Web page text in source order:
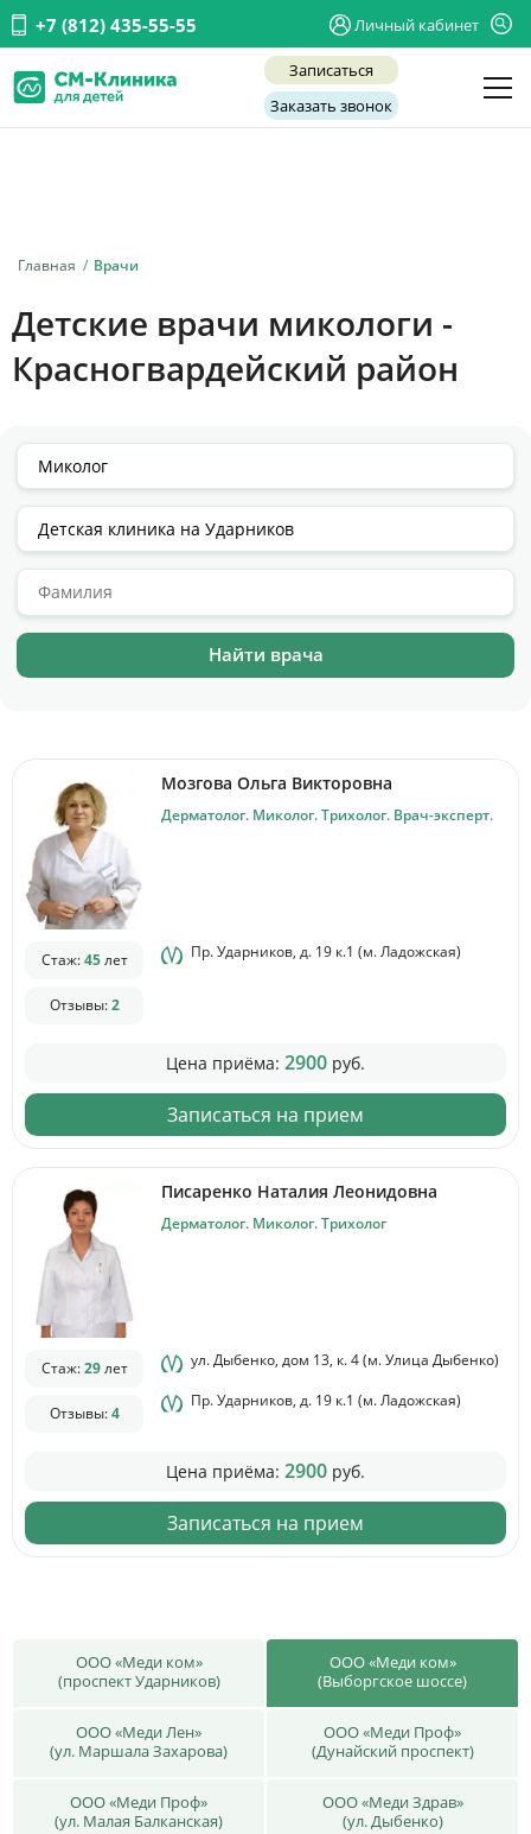
+7 (812) 435-55-55 Личный кабинет
Записаться
Заказать звонок
Главная Врачи
Детские врачи микологи -
Красногвардейский район
Мозгова Ольга Викторовна
Дерматолог. Миколог. Трихолог. Врач-эксперт.
Стаж:45лет
Отзывы:2
Пр. Ударников, д. 19 к.1 (м. Ладожская)
Цена приёма: 2900руб.
Записаться на прием
Писаренко Наталия Леонидовна
Дерматолог. Миколог. Трихолог
Стаж:29лет
Отзывы:4
ул. Дыбенко, дом 13, к. 4 (м. Улица Дыбенко)
Пр. Ударников, д. 19 к.1 (м. Ладожская)
Цена приёма: 2900руб.
Записаться на прием
ООО «Меди ком»
(проспект Ударников)
ООО «Меди ком»
(Выборгское шоссе)
ООО «Меди Лен»
(ул. Маршала Захарова)
ООО «Меди Проф»
(Дунайский проспект)
ООО «Меди Проф»
(ул. Малая Балканская)
ООО «Меди Здрав»
(ул. Дыбенко)
Услуги
Акции
Отзывы
Цены
Контакты
+7 (812) 435-55-55